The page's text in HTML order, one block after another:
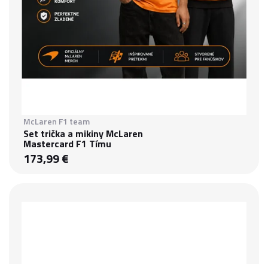
McLaren F1 team
Set trička a mikiny McLaren
Mastercard F1 Tímu
173,99 €